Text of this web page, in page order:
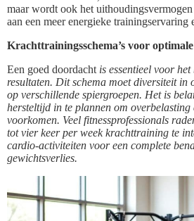
maar wordt ook het
aan een meer energieke trainingservaring
Krachttrainingsschema’s voor
Een goed doordacht is essentieel voor
resultaten. Dit schema moet diversiteit in
op verschillende spiergroepen. Het is
hersteltijd in te plannen om overbelasting
voorkomen. Veel fitnessprofessionals
tot vier keer per week krachttraining te
cardio-activiteiten voor een complete
gewichtsverlies.